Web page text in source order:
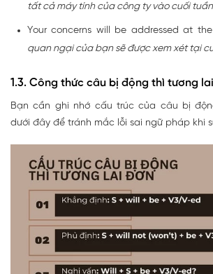
tất cả máy tính của công ty vào cuối
Your concerns will be addressed at
quan ngại của bạn sẽ được xem xét tại
1.3. Công thức câu bị động thì tương
Bạn cần ghi nhớ cấu trúc của câu bị
dưới đây để tránh mắc lỗi sai ngữ pháp khi